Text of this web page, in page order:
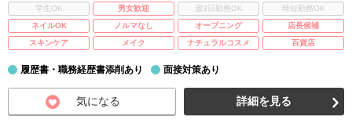
学生OK
男女歓迎 週3日勤務OK
時短勤務OK
ネイルOK
ノルマなし オープニング
店長候補
スキンケア
メイク ナチュラルコスメ 百貨店
履歴書・職務経歴書添削あり 面接対策あり
気になる 詳細を見る